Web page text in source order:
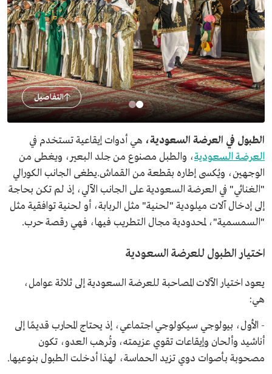
التفاصيل
الطبول في العرضة السعودية، هي أدوات إيقاعية تستخدم في
العرضة السعودية، والطبل مصنوع من جلد البعير، ويغطى من
الوجهين، ويُكسى إطاره بقطعة من القماش.يطغى الجانب الكورالي
"الغنائي" في العرضة السعودية على الجانب الآلي، إذ لم تكن بحاجة
إلى إدخال آلات ميلودية "لحنية" مثل الربابة، أو لحنية توافقية مثل
"السمسمية"، لمحدودية مجال التطريب فيها، فهي رقصة حرب.
اختيار الطبول للعرضة السعودية
يعود اختيار الآلات المصاحبة للعرضة السعودية إلى ثلاثة عوامل،
هي:
- الأول، بيولوجي سيكولوجي اجتماعي، إذ يحتاج المحارب قديمًا إلى
أناشيد وألحان وإيقاعات تقوي عزيمته، وتُرهب العدو، تكون
مصحوبة بأصوات دوي تزيد الحماسة، لهذا أدخلت الطبول بنوعيها.